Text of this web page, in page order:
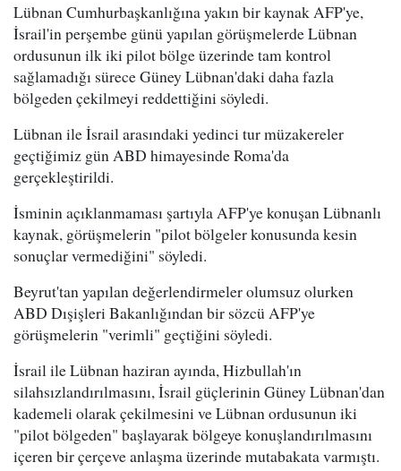
Lübnan Cumhurbaşkanlığına yakın bir kaynak AFP'ye,
İsrail'in perşembe günü yapılan görüşmelerde Lübnan
ordusunun ilk iki pilot bölge üzerinde tam kontrol
sağlamadığı sürece Güney Lübnan'daki daha fazla
bölgeden çekilmeyi reddettiğini söyledi.
Lübnan ile İsrail arasındaki yedinci tur müzakereler
geçtiğimiz gün ABD himayesinde Roma'da
gerçekleştirildi.
İsminin açıklanmaması şartıyla AFP'ye konuşan Lübnanlı
kaynak, görüşmelerin "pilot bölgeler konusunda kesin
sonuçlar vermediğini" söyledi.
Beyrut'tan yapılan değerlendirmeler olumsuz olurken
ABD Dışişleri Bakanlığından bir sözcü AFP'ye
görüşmelerin "verimli" geçtiğini söyledi.
İsrail ile Lübnan haziran ayında, Hizbullah'ın
silahsızlandırılmasını, İsrail güçlerinin Güney Lübnan'dan
kademeli olarak çekilmesini ve Lübnan ordusunun iki
"pilot bölgeden" başlayarak bölgeye konuşlandırılmasını
içeren bir çerçeve anlaşma üzerinde mutabakata varmıştı.